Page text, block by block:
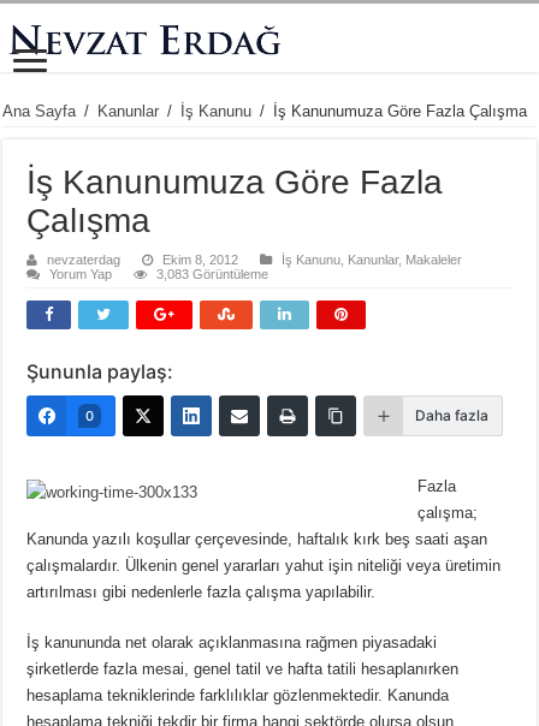
Ana Sayfa / Kanunlar / İş Kanunu / İş Kanunumuza Göre Fazla Çalışma
İş Kanunumuza Göre Fazla
Çalışma
nevzaterdag Ekim 8, 2012 İş Kanunu Kanunlar, Makaleler
Yorum Yap
3,083 Görüntüleme
Şununla paylaş:
0 Daha fazla
Fazla
çalışma;
Kanunda yazılı koşullar çerçevesinde, haftalık kırk beş saati aşan
çalışmalardır. Ülkenin genel yararları yahut işin niteliği veya üretimin
artırılması gibi nedenlerle fazla çalışma yapılabilir.
İş kanununda net olarak açıklanmasına rağmen piyasadaki
şirketlerde fazla mesai, genel tatil ve hafta tatili hesaplanırken
hesaplama tekniklerinde farklılıklar gözlenmektedir. Kanunda
hesaplama tekniği tekdir bir firma hangi sektörde olursa olsun